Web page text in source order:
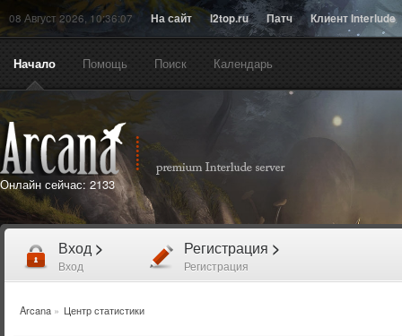
08 Август 2026, 10:36:07 На сайт l2top.ru Патч Клиент Interlude
Начало Помощь Поиск Календарь
Онлайн сейчас: 2133
Вход >
Вход
Регистрация >
Регистрация
Arcana» Центр статистики